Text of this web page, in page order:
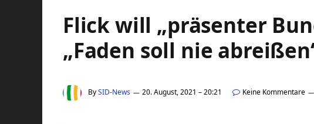
Flick will „präsenter
„Faden soll nie
BySID-News 20. August, 2021 – 20:21 Keine Kommentare